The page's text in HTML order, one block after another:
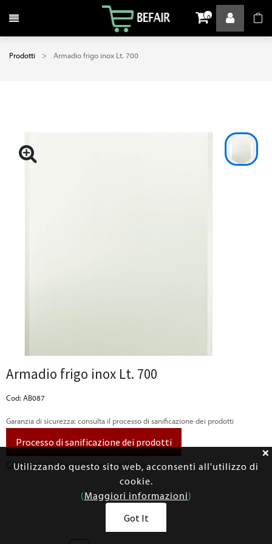
Attiva / disattiva la navigazione 0
Prodotti Armadio frigo inox Lt. 700
Armadio frigo inox Lt. 700
Cod: AB087
Garanzia di sicurezza: consulta il processo di sanificazione dei prodotti
Processo di sanificazione dei prodotti
Categoria: Area cucina e angolo bar
Utilizzando questo sito web, acconsenti all'utilizzo di
cookie.
(Maggiori informazioni)
Got It